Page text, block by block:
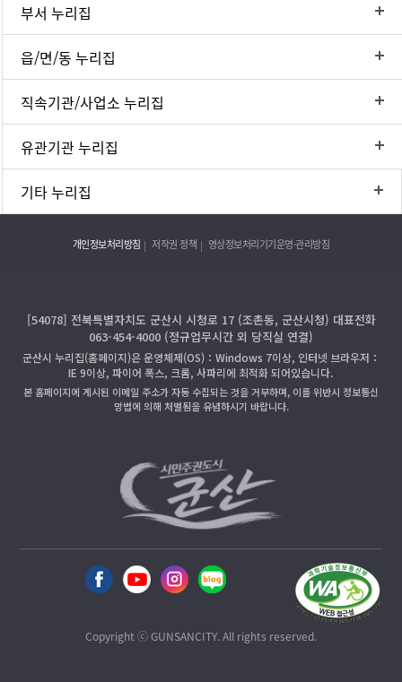
부서 누리집
읍/면/동 누리집
직속기관/사업소 누리집
유관기관 누리집
기타 누리집
개인정보처리방침 저작권 정책 영상정보처리기기운영·관리방침
[54078] 전북특별자치도 군산시 시청로 17 (조촌동, 군산시청) 대표전화
063-454-4000 (정규업무시간 외 당직실 연결)
군산시 누리집(홈페이지)은 운영체제(OS)：Windows 7이상, 인터넷 브라우저：
IE 9이상, 파이어 폭스, 크롬, 사파리에 최적화 되어있습니다.
본 홈페이지에 게시된 이메일 주소가 자동 수집되는 것을 거부하며, 이를 위반시 정보통신
망법에 의해 처벌됨을 유념하시기 바랍니다.
Copyright ⓒ GUNSANCITY. All rights reserved.